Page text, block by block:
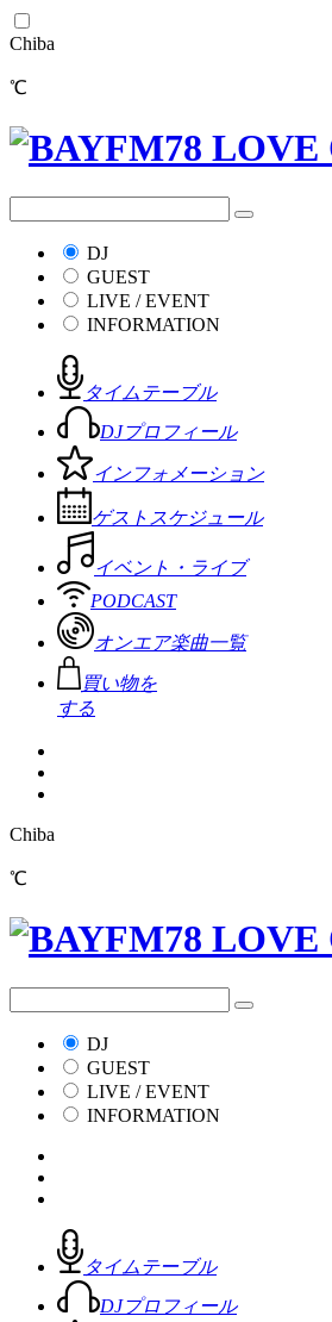
Chiba
℃
DJ
GUEST
LIVE / EVENT
INFORMATION
タイムテーブル
DJプロフィール
インフォメーション
ゲストスケジュール
イベント・ライブ
PODCAST
オンエア楽曲一覧
買い物を
する
Chiba
℃
DJ
GUEST
LIVE / EVENT
INFORMATION
タイムテーブル
DJプロフィール